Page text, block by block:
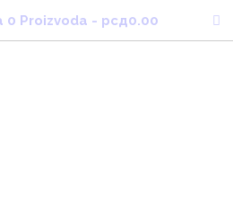
0 Proizvoda - рсд0.00